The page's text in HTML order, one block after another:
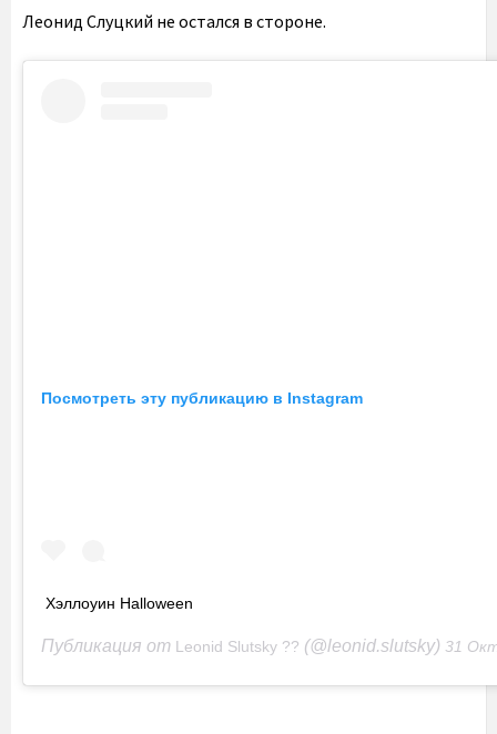
Леонид Слуцкий не остался в стороне.
Посмотреть эту публикацию в Instagram
Хэллоуин Halloween
Публикация от Leonid Slutsky ?? (@leonid.slutsky) 31 Окт 2020 в